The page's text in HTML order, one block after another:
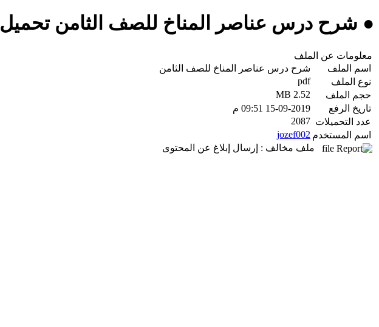
● شرح درس عناصر المناخ للصف الثامن تحميل
معلومات عن الملف
اسم الملف
شرح درس عناصر المناخ للصف الثامن
نوع الملف
pdf
حجم الملف
2.52 MB
تاريخ الرفع
15-09-2019 09:51 م
عدد التحميلات 2087
اسم المستخدم jozef002
ملف مخالف : إرسال إبلاغ عن المحتوى